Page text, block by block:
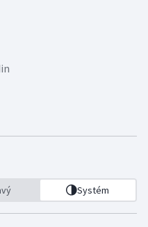
Systém